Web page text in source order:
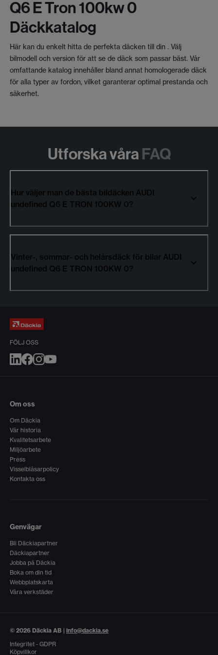
Q6 E Tron 100kw 0
Däckkatalog
Här kan du enkelt hitta de perfekta däcken till din . Välj
bilmodell och version för att se de däck som passar bäst. Vår
omfattande katalog innehåller bland annat homologerade däck
för alla typer av fordon, vilket garanterar optimal prestanda och
säkerhet.
Utforska våra FAQ
Hur väljer man de bästa bildäcken AUDI
undefined Q6 E TRON 100KW 0?
Vinter-, sommar- och helårsdäck för bilar AUDI
undefined Q6 E TRON 100KW 0?
FÖLJ OSS
Om oss
Om Däckia
Vår historia
Kvalitetsarbete
Miljöarbete
Press
Visselblåsarpolicy
Kontakta oss
Genvägar
Bli Däckiapartner
Däckiapartner
Jobba på Däckia
Boka om din tid
Webbplatskarta
Våra verkstäder
© 2026 Däckia AB | info@dackia.se
Integritet - GDPR
Köpvillkor